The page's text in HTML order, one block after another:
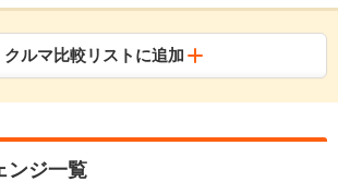
クルマ比較リストに追加
ンジ一覧